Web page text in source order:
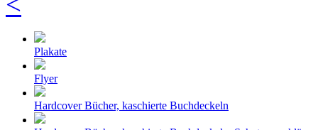
Plakate
Flyer
Hardcover Bücher, kaschierte Buchdeckeln